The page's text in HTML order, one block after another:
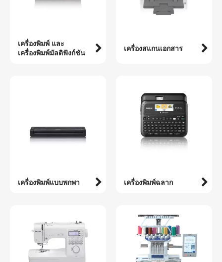
เครื่องพิมพ์ และ
เครื่องพิมพ์มัลติฟังก์ชัน
เครื่องสแกนเอกสาร
เครื่องพิมพ์แบบพกพา เครื่องพิมพ์ฉลาก